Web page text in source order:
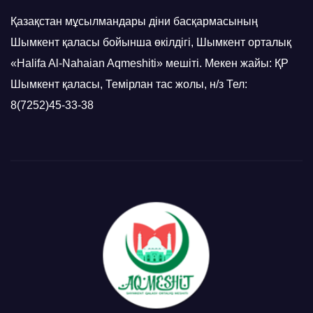
Қазақстан мұсылмандары діни басқармасының
Шымкент қаласы бойынша өкілдігі, Шымкент орталық
«Halifa Al-Nahaian Aqmeshiti» мешіті. Мекен жайы: ҚР
Шымкент қаласы, Темірлан тас жолы, н/з Тел:
8(7252)45-33-38